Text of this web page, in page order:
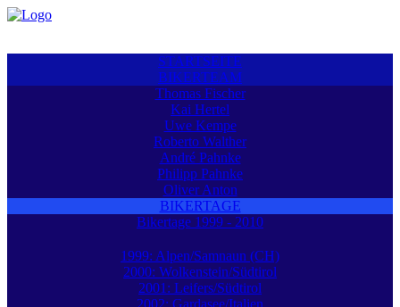
STARTSEITE
BIKERTEAM
Thomas Fischer
Kai Hertel
Uwe Kempe
Roberto Walther
André Pahnke
Philipp Pahnke
Oliver Anton
BIKERTAGE
Bikertage 1999 - 2010
1999: Alpen/Samnaun (CH)
2000: Wolkenstein/Südtirol
2001: Leifers/Südtirol
2002: Gardasee/Italien